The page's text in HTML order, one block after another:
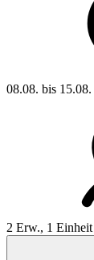
08.08. bis 15.08.
2 Erw., 1 Einheit